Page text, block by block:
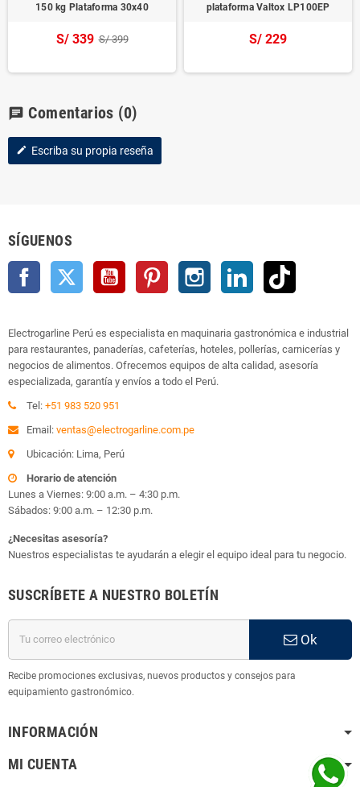
150 kg Plataforma 30x40
S/ 339 S/ 399
plataforma Valtox LP100EP
S/ 229
chat Comentarios (0)
edit Escriba su propia reseña
SÍGUENOS
Facebook Twitter YouTube Pinterest Instagram LinkedIn
Electrogarline Perú es especialista en maquinaria gastronómica e industrial
para restaurantes, panaderías, cafeterías, hoteles, pollerías, carnicerías y
negocios de alimentos. Ofrecemos equipos de alta calidad, asesoría
especializada, garantía y envíos a todo el Perú.
Tel: +51 983 520 951
Email: ventas@electrogarline.com.pe
Ubicación: Lima, Perú
Horario de atención
Lunes a Viernes: 9:00 a.m. – 4:30 p.m.
Sábados: 9:00 a.m. – 12:30 p.m.
¿Necesitas asesoría?
Nuestros especialistas te ayudarán a elegir el equipo ideal para tu negocio.
SUSCRÍBETE A NUESTRO BOLETÍN
Ok
Recibe promociones exclusivas, nuevos productos y consejos para
equipamiento gastronómico.
INFORMACIÓN
MI CUENTA